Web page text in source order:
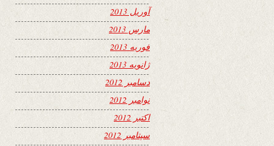
آوریل 2013
مارس 2013
فوریه 2013
ژانویه 2013
دسامبر 2012
نوامبر 2012
اکتبر 2012
سپتامبر 2012